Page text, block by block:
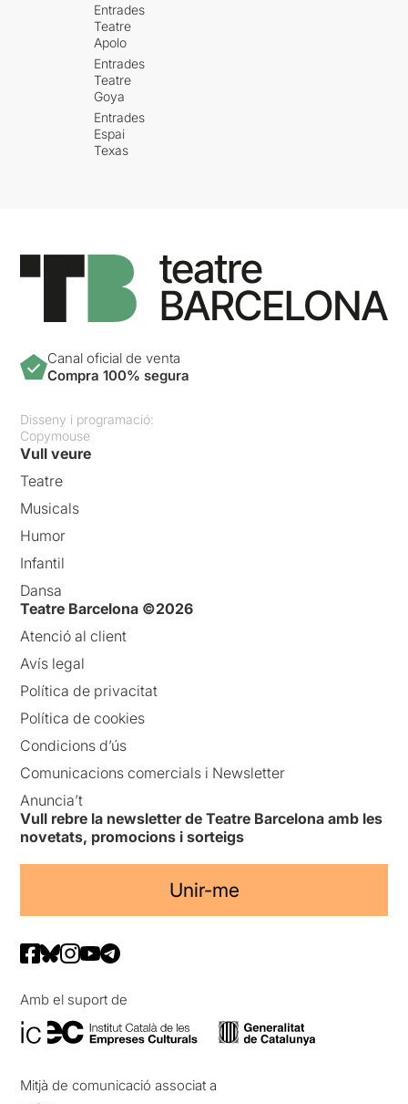
Entrades
Teatre
Apolo
Entrades
Teatre
Goya
Entrades
Espai
Texas
Canal oficial de venta
Compra 100% segura
Disseny i programació:
Copymouse
Vull veure
Teatre
Musicals
Humor
Infantil
Dansa
Teatre Barcelona ©2026
Atenció al client
Avís legal
Política de privacitat
Política de cookies
Condicions d’ús
Comunicacions comercials i Newsletter
Anuncia’t
Vull rebre la newsletter de Teatre Barcelona amb les
novetats, promocions i sorteigs
Unir-me
Amb el suport de
Mitjà de comunicació associat a